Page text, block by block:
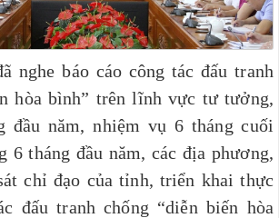
báo cáo công tác đấu tranh
hòa bình” trên lĩnh vực tư tưởng,
đầu năm, nhiệm vụ 6 tháng cuối
6 tháng đầu năm, các địa phương,
chỉ đạo của tỉnh, triển khai thực
đấu tranh chống “diễn biến hòa